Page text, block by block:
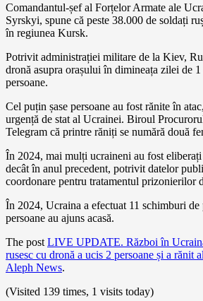
Comandantul-șef al Forțelor Armate ale
Syrskyi, spune că peste 38.000 de soldați
în regiunea Kursk.
Potrivit administrației militare de la Kiev,
dronă asupra orașului în dimineața zilei de
persoane.
Cel puțin șase persoane au fost rănite în
urgență de stat al Ucrainei. Biroul
Telegram că printre răniți se numără două
În 2024, mai mulți ucraineni au fost
decât în anul precedent, potrivit datelor
coordonare pentru tratamentul prizonierilor
În 2024, Ucraina a efectuat 11 schimburi
persoane au ajuns acasă.
The post LIVE UPDATE. Război în
rusesc cu dronă a ucis 2 persoane și a rănit
Aleph News.
(Visited 139 times, 1 visits today)